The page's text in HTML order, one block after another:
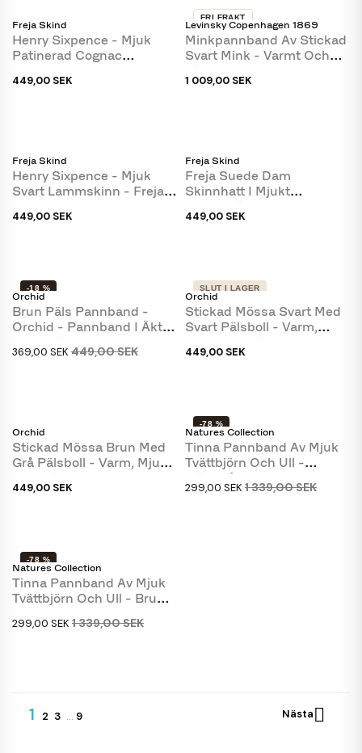
Freja Skind
Henry Sixpence - Mjuk
Patinerad Cognac
449,00 SEK
Levinsky Copenhagen 1869
Minkpannband Av Stickad
Svart Mink - Varmt Och
1 009,00 SEK
FRI FRAKT
Freja Skind
Henry Sixpence - Mjuk
Svart Lammskinn - Freja
449,00 SEK
Freja Skind
Freja Suede Dam
Skinnhatt I Mjukt
-...
449,00 SEK
Orchid
Brun Päls Pannband -
Orchid - Pannband I Äkta
369,00 SEK 449,00 SEK
-18 %
Orchid
Stickad Mössa Svart Med
Svart Pälsboll - Varm,
449,00 SEK
SLUT I LAGER
Orchid
Stickad Mössa Brun Med
Grå Pälsboll - Varm, Mjuk
449,00 SEK
Natures Collection
Tinna Pannband Av Mjuk
Tvättbjörn Och Ull -
Mörkgrå - Natures...
299,00 SEK 1 339,00 SEK
-78 %
Natures Collection
Tinna Pannband Av Mjuk
Tvättbjörn Och Ull - Brun -
299,00 SEK 1 339,00 SEK
-78 %
1 2 3 … 9 Nästa